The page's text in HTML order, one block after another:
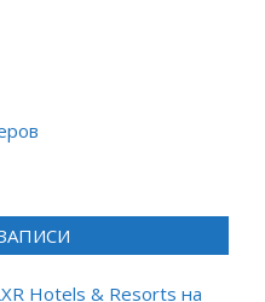
Hotels & Resorts на